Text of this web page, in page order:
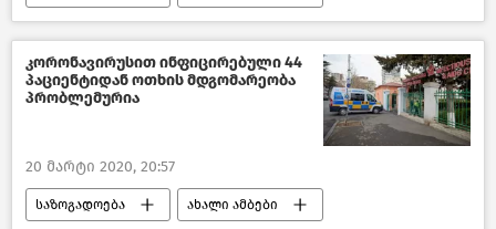
საქართველო COVID-19
კულტურა საქართველოში
კორონავირუსით ინფიცირებული 44
პაციენტიდან ოთხის მდგომარეობა
პრობლემურია
20 მარტი 2020, 20:57
საზოგადოება ახალი ამბები